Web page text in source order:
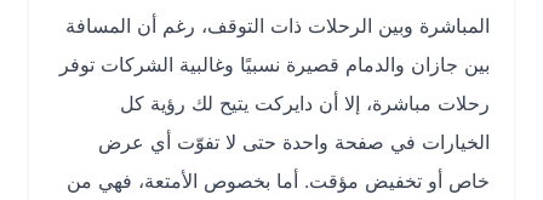
المباشرة وبين الرحلات ذات التوقف، رغم أن المسافة
بين جازان والدمام قصيرة نسبيًا وغالبية الشركات توفر
رحلات مباشرة، إلا أن دايركت يتيح لك رؤية كل
الخيارات في صفحة واحدة حتى لا تفوّت أي عرض
خاص أو تخفيض مؤقت. أما بخصوص الأمتعة، فهي من